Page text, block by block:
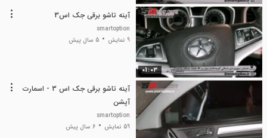
01:03
آینه تاشو برقی جک اس3
smartoption
9 نمایش
5 سال پیش
آینه تاشو برقی جک اس 3 - اسمارت
آپشن
smartoption
59 نمایش
6 سال پیش